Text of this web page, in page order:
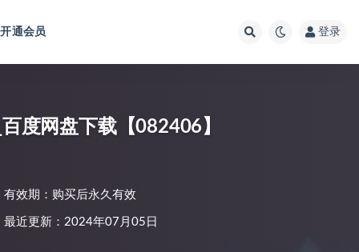
开通会员 登录
度网盘下载【082406】
有效期：购买后永久有效
最近更新：2024年07月05日